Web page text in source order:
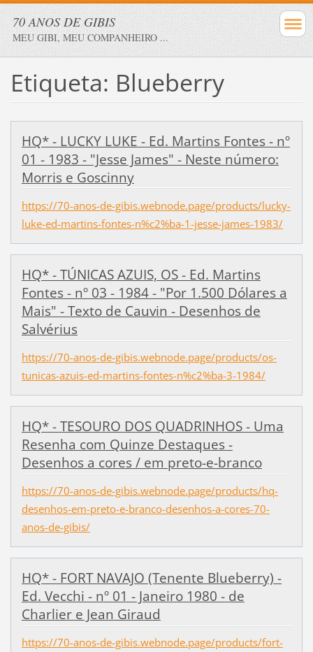
70 ANOS DE GIBIS
MEU GIBI, MEU COMPANHEIRO ...
Etiqueta: Blueberry
HQ* - LUCKY LUKE - Ed. Martins Fontes - nº
01 - 1983 - "Jesse James" - Neste número:
Morris e Goscinny
https://70-anos-de-gibis.webnode.page/products/lucky-
luke-ed-martins-fontes-n%c2%ba-1-jesse-james-1983/
HQ* - TÚNICAS AZUIS, OS - Ed. Martins
Fontes - nº 03 - 1984 - "Por 1.500 Dólares a
Mais" - Texto de Cauvin - Desenhos de
Salvérius
https://70-anos-de-gibis.webnode.page/products/os-
tunicas-azuis-ed-martins-fontes-n%c2%ba-3-1984/
HQ* - TESOURO DOS QUADRINHOS - Uma
Resenha com Quinze Destaques -
Desenhos a cores / em preto-e-branco
https://70-anos-de-gibis.webnode.page/products/hq-
desenhos-em-preto-e-branco-desenhos-a-cores-70-
anos-de-gibis/
HQ* - FORT NAVAJO (Tenente Blueberry) -
Ed. Vecchi - nº 01 - Janeiro 1980 - de
Charlier e Jean Giraud
https://70-anos-de-gibis.webnode.page/products/fort-